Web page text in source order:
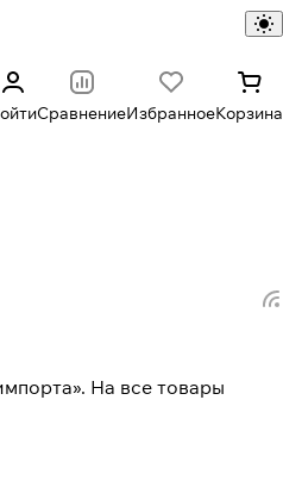
СравнениеИзбранноеКорзина
На все товары